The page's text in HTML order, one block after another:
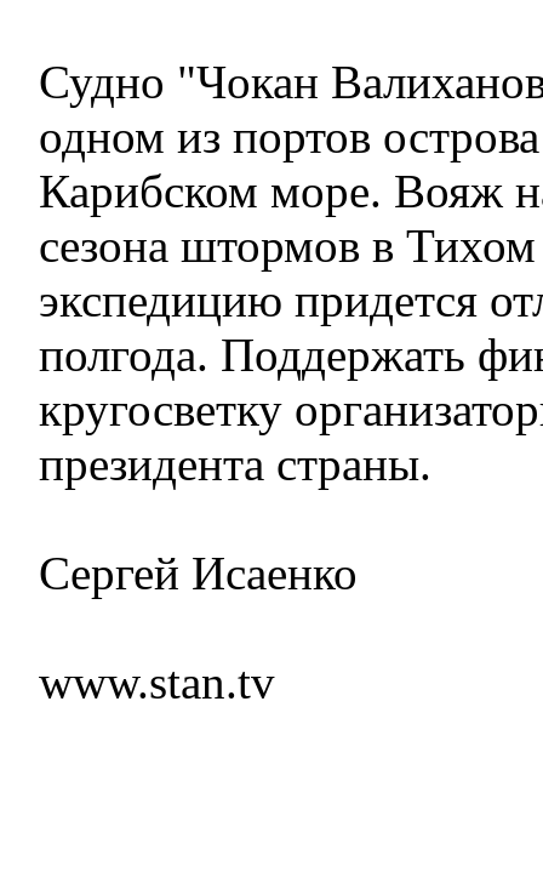
Судно "Чокан
одном из портов
Карибском море. Вояж
сезона штормов в
экспедицию придется
полгода. Поддержать
кругосветку
президента страны.
Сергей Исаенко
www.stan.tv